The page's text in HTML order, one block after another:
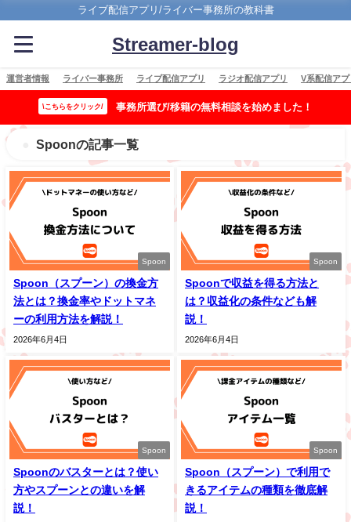
ライブ配信アプリ/ライバー事務所の教科書
Streamer-blog
運営者情報 ライバー事務所 ライブ配信アプリ ラジオ配信アプリ V系配信アプ
\こちらをクリック/ 事務所選び/移籍の無料相談を始めました！
Spoonの記事一覧
Spoon
Spoon（スプーン）の換金方
法とは？換金率やドットマネ
ーの利用方法を解説！
2026年6月4日
Spoon
Spoonで収益を得る方法と
は？収益化の条件なども解
説！
2026年6月4日
Spoon
Spoonのバスターとは？使い
方やスプーンとの違いを解
説！
Spoon
Spoon（スプーン）で利用で
きるアイテムの種類を徹底解
説！